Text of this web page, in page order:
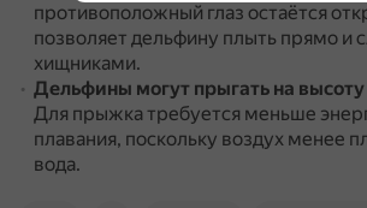
противоположный глаз остаётся
позволяет дельфину плыть прямо и
хищниками.
Дельфины могут прыгать на
Для прыжка требуется меньше
плавания, поскольку воздух менее
вода.